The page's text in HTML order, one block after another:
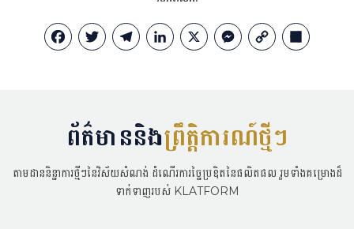
Facebook
TwitterTelegramLinkedIn
X Messenger
Copy
ព័ត៌មាននិងព្រឹត្តិការណ៍ថ្មីៗ
តាមដាននិន្នាការថ្មីៗនៃវិស័យសំណង់ ដំណើរការច្នៃប្រឌិតនៃផលិតផល រួមទាំងគម្រោងដ៏
ទាក់ទាញរបស់ KLATFORM